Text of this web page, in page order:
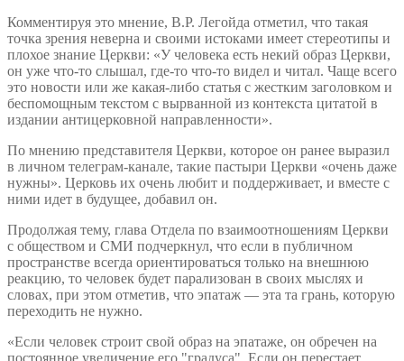
Комментируя это мнение, В.Р. Легойда отметил, что такая
точка зрения неверна и своими истоками имеет стереотипы и
плохое знание Церкви: «У человека есть некий образ Церкви,
он уже что-то слышал, где-то что-то видел и читал. Чаще всего
это новости или же какая-либо статья с жестким заголовком и
беспомощным текстом с вырванной из контекста цитатой в
издании антицерковной направленности».
По мнению представителя Церкви, которое он ранее выразил
в личном телеграм-канале, такие пастыри Церкви «очень даже
нужны». Церковь их очень любит и поддерживает, и вместе с
ними идет в будущее, добавил он.
Продолжая тему, глава Отдела по взаимоотношениям Церкви
с обществом и СМИ подчеркнул, что если в публичном
пространстве всегда ориентироваться только на внешнюю
реакцию, то человек будет парализован в своих мыслях и
словах, при этом отметив, что эпатаж — эта та грань, которую
переходить не нужно.
«Если человек строит свой образ на эпатаже, он обречен на
постоянное увеличение его "градуса". Если он перестает